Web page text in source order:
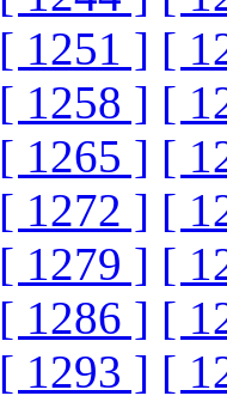
[ 1251 ] [
[ 1258 ] [
[ 1265 ] [
[ 1272 ] [
[ 1279 ] [
[ 1286 ] [
[ 1293 ] [